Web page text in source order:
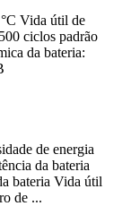
Vida útil de
ciclos padrão
da bateria:
de energia
da bateria
bateria Vida útil
de ...